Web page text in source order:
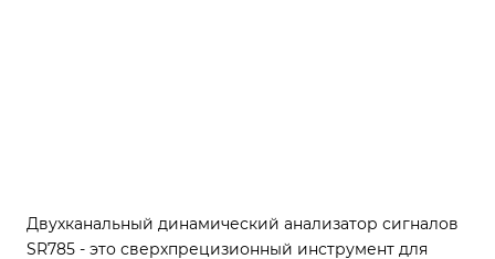
Двухканальный динамический анализатор сигналов
SR785 - это сверхпрецизионный инструмент для